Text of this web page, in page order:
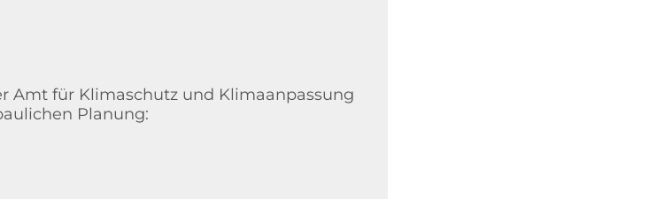
Amt für Klimaschutz und Klimaanpassung
Planung: